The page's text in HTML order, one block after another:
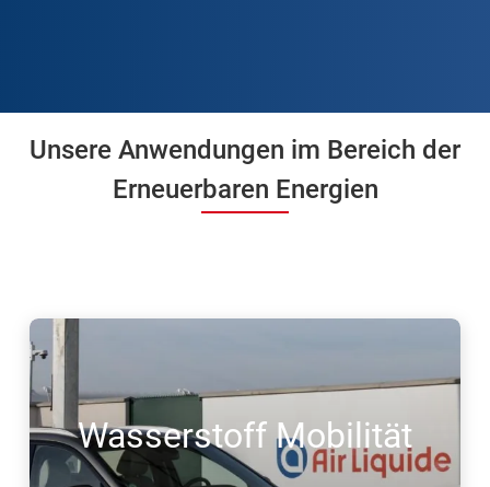
Unsere Anwendungen im Bereich der
Erneuerbaren Energien
Wasserstoff Mobilität